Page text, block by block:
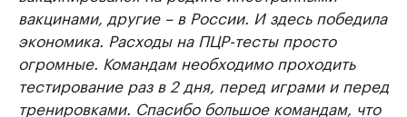
вакцинами, другие – в России. И здесь победила
экономика. Расходы на ПЦР-тесты просто
огромные. Командам необходимо проходить
тестирование раз в 2 дня, перед играми и перед
тренировками. Спасибо большое командам, что